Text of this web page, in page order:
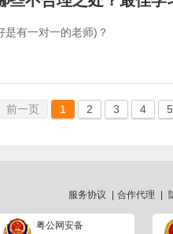
有一对一的老师)？
前一页 1 2 3 4 5
服务协议 合作代理
粤公网安备